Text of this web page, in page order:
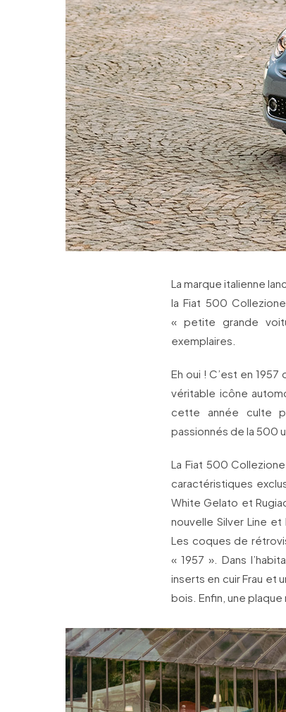
La marque italienne
la Fiat 500
« petite grande
exemplaires.
Eh oui ! C’est en
véritable icône
cette année culte
passionnés de la 500
La Fiat 500
caractéristiques
White Gelato et
nouvelle Silver Line
Les coques de
« 1957 ». Dans
inserts en cuir Frau et
bois. Enfin, une